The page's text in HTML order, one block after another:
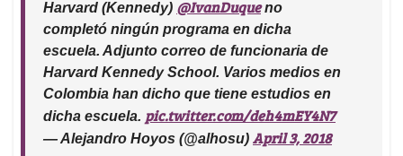
Harvard (Kennedy) @IvanDuqueno
completó ningún programa en dicha
escuela. Adjunto correo de funcionaria de
Harvard Kennedy School. Varios medios en
Colombia han dicho que tiene estudios en
dicha escuela. pic.twitter.com/deh4mEY4N7
— Alejandro Hoyos (@alhosu) April 3, 2018